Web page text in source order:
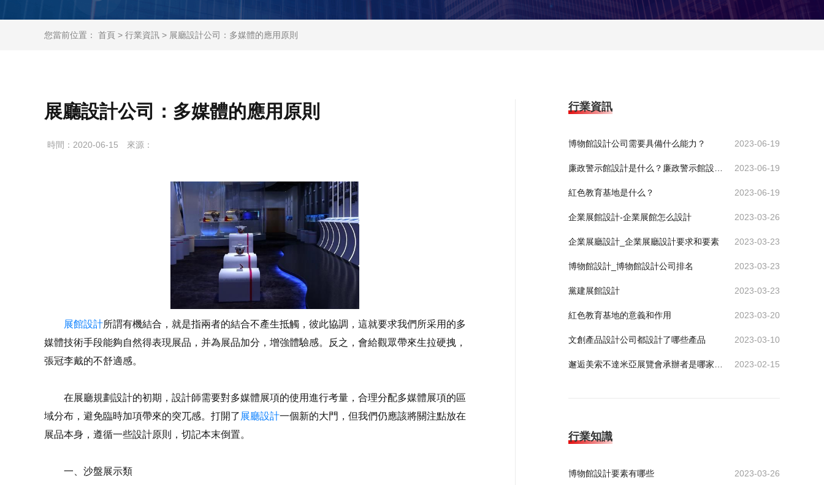
您當前位置： 首頁 > 行業資訊 > 展廳設計公司：多媒體的應用原則
展廳設計公司：多媒體的應用原則
時間：2020-06-15 來源：
展館設計所謂有機結合，就是指兩者的結合不產生抵觸，彼此協調，這就要求我們所采用的多
媒體技術手段能夠自然得表現展品，并為展品加分，增強體驗感。反之，會給觀眾帶來生拉硬拽，
張冠李戴的不舒適感。
在展廳規劃設計的初期，設計師需要對多媒體展項的使用進行考量，合理分配多媒體展項的區
域分布，避免臨時加項帶來的突兀感。打開了 展廳設計一個新的大門，但我們仍應該將關注點放在
展品本身，遵循一些設計原則，切記本末倒置。
一、沙盤展示類
行業資訊
博物館設計公司需要具備什么能力？ 2023-06-19
2023-06-19
紅色教育基地是什么？ 2023-06-19
企業展館設計-企業展館怎么設計 2023-03-26
企業展廳設計_企業展廳設計要求和要素 2023-03-23
博物館設計_博物館設計公司排名 2023-03-23
黨建展館設計 2023-03-23
紅色教育基地的意義和作用 2023-03-20
文創產品設計公司都設計了哪些產品 2023-03-10
2023-02-15
行業知識
博物館設計要素有哪些 2023-03-26